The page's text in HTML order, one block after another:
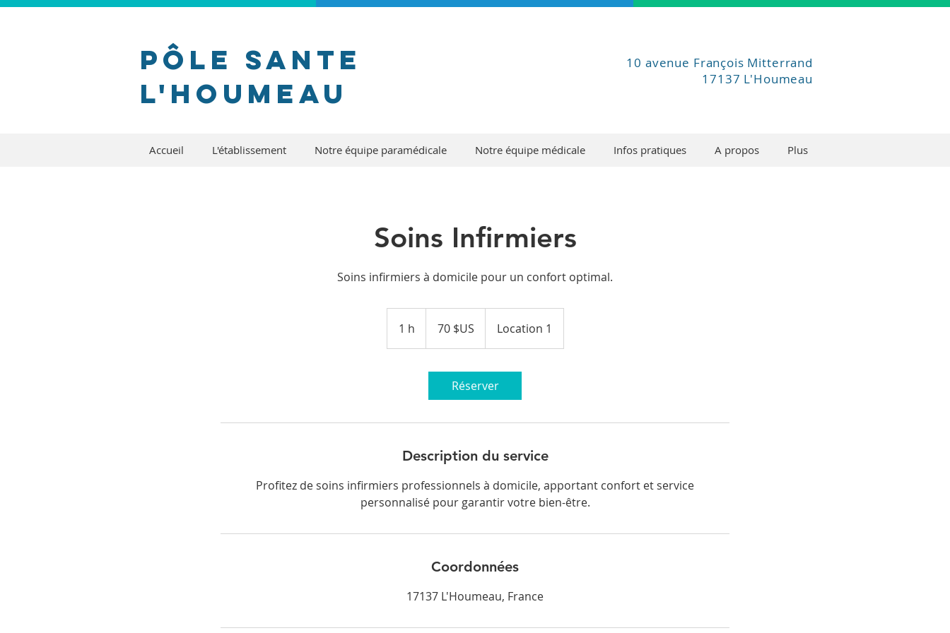
Pôle sante
l'houmeau
10 avenue François Mitterrand
17137 L'Houmeau
Accueil L'établissement Notre équipe paramédicale Notre équipe médicale Infos pratiques A propos Plus
Soins Infirmiers
Soins infirmiers à domicile pour un confort optimal.
1 h 70 $US Location 1
Réserver
Description du service
Profitez de soins infirmiers professionnels à domicile, apportant confort et service
personnalisé pour garantir votre bien-être.
Coordonnées
17137 L'Houmeau, France